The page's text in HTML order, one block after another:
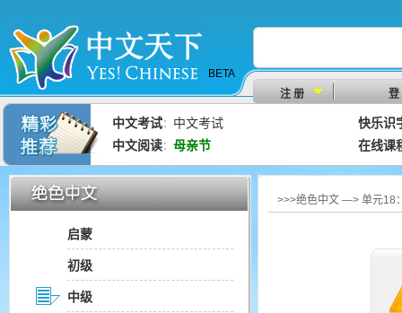
BETA
注 册
登
中文考试： 中文考试
快乐识
中文阅读： 母亲节 在线课
启蒙
初级
中级
>>>绝色中文 —> 单元18